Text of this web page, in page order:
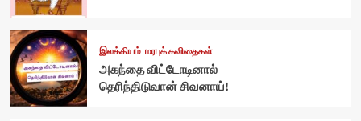
இலக்கியம் மரபுக் கவிதைகள்
அகந்தை விட்டோடினால்
தெரிந்திடுவான் சிவனாய்!